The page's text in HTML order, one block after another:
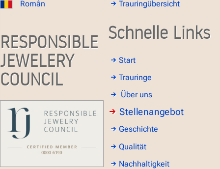
Român
RESPONSIBLE
JEWELERY
COUNCIL
Trauringübersicht
Schnelle Links
Start
Trauringe
Über uns
Stellenangebot
Geschichte
Qualität
Nachhaltigkeit